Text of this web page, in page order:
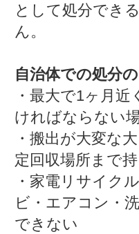
として処分でき
ん。
自治体での処分
・最大で1ヶ月
ければならない
・搬出が大変な
定回収場所まで
・家電リサイク
ビ・エアコン・
できない